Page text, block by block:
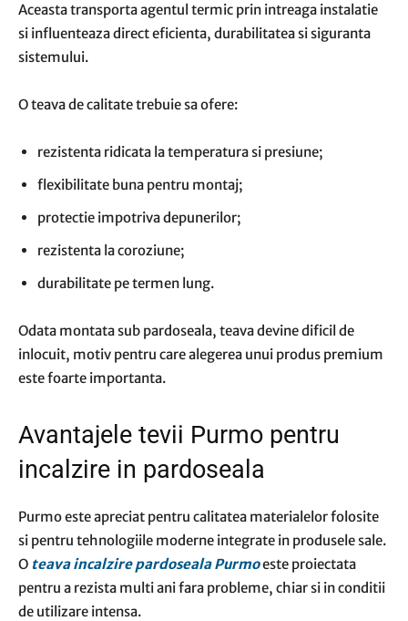
Aceasta transporta agentul termic prin intreaga instalatie
si influenteaza direct eficienta, durabilitatea si siguranta
sistemului.
O teava de calitate trebuie sa ofere:
rezistenta ridicata la temperatura si presiune;
flexibilitate buna pentru montaj;
protectie impotriva depunerilor;
rezistenta la coroziune;
durabilitate pe termen lung.
Odata montata sub pardoseala, teava devine dificil de
inlocuit, motiv pentru care alegerea unui produs premium
este foarte importanta.
Avantajele tevii Purmo pentru
incalzire in pardoseala
Purmo este apreciat pentru calitatea materialelor folosite
si pentru tehnologiile moderne integrate in produsele sale.
O teava incalzire pardoseala Purmoeste proiectata
pentru a rezista multi ani fara probleme, chiar si in conditii
de utilizare intensa.